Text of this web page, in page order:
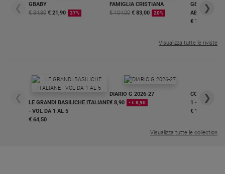
❮
GBABY
€ 34,80 € 21,90 37%
FAMIGLIA CRISTIANA
€ 104,00 € 83,00 20%
GBABY
€ 16,99
❯
Visualizza tutte le riviste
❮
LE GRANDI BASILICHE ITALIANE
- VOL DA 1 AL 5
€ 64,50
DIARIO G 2026-27
€ 8,90
- € 8,90
COLLANA
1 - 2
€ 18,50
❯
Visualizza tutte le collection